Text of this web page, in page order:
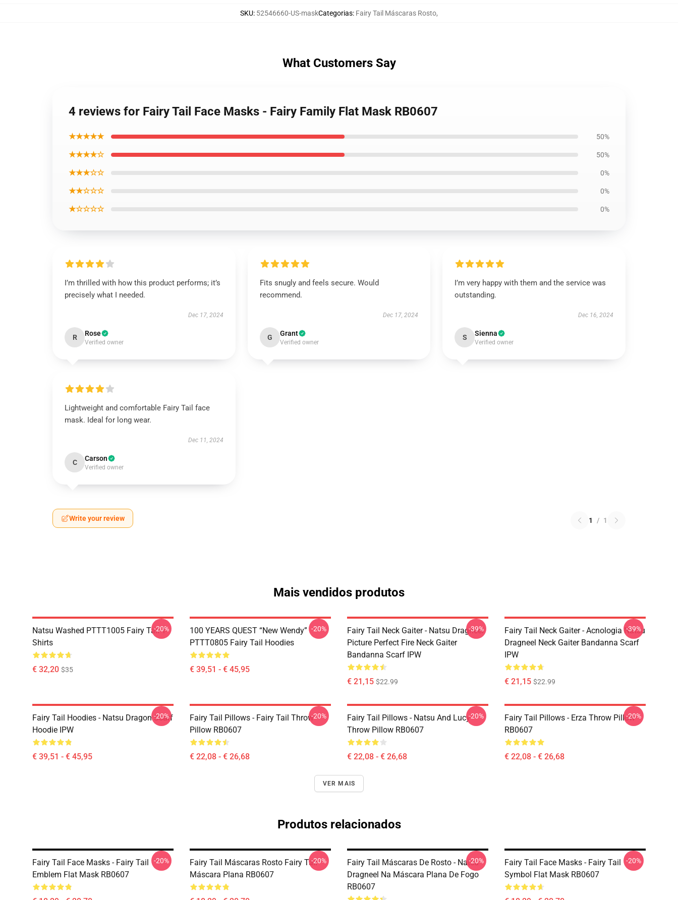
SKU: 52546660-US-maskCategorias: Fairy Tail Máscaras Rosto,
What Customers Say
4 reviews for Fairy Tail Face Masks - Fairy Family Flat Mask RB0607
★★★★★ 50%
★★★★☆ 50%
★★★☆☆ 0%
★★☆☆☆ 0%
★☆☆☆☆ 0%
I’m thrilled with how this product performs; it’s
precisely what I needed.
Dec 17, 2024
R Rose
Verified owner
Fits snugly and feels secure. Would
recommend.
Dec 17, 2024
G Grant
Verified owner
I’m very happy with them and the service was
outstanding.
Dec 16, 2024
S Sienna
Verified owner
Lightweight and comfortable Fairy Tail face
mask. Ideal for long wear.
Dec 11, 2024
C Carson
Verified owner
Write your review 1 / 1
Mais vendidos produtos
Natsu Washed PTTT1005 Fairy Tail T-
Shirts
€ 32,20 $35
-20%
100 YEARS QUEST “New Wendy”
PTTT0805 Fairy Tail Hoodies
€ 39,51 - € 45,95
-20%
Fairy Tail Neck Gaiter - Natsu Dragneel
Picture Perfect Fire Neck Gaiter
Bandanna Scarf IPW
€ 21,15 $22.99
-39%
Fairy Tail Neck Gaiter - Acnologia Natsu
Dragneel Neck Gaiter Bandanna Scarf
IPW
€ 21,15 $22.99
-39%
Fairy Tail Hoodies - Natsu Dragon Scarf
Hoodie IPW
€ 39,51 - € 45,95
-20%
Fairy Tail Pillows - Fairy Tail Throw
Pillow RB0607
€ 22,08 - € 26,68
-20%
Fairy Tail Pillows - Natsu And Lucy
Throw Pillow RB0607
€ 22,08 - € 26,68
-20%
Fairy Tail Pillows - Erza Throw Pillow
RB0607
€ 22,08 - € 26,68
-20%
VER MAIS
Produtos relacionados
Fairy Tail Face Masks - Fairy Tail
Emblem Flat Mask RB0607
-20%
Fairy Tail Máscaras Rosto Fairy Tail
Máscara Plana RB0607
-20%
Fairy Tail Máscaras De Rosto - Natsu
Dragneel Na Máscara Plana De Fogo
RB0607
-20%
Fairy Tail Face Masks - Fairy Tail
Symbol Flat Mask RB0607
-20%